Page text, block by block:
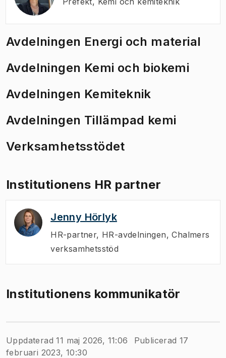
Avdelningen Energi och material
Avdelningen Kemi och biokemi
Avdelningen Kemiteknik
Avdelningen Tillämpad kemi
Verksamhetsstödet
Institutionens HR partner
Jenny Hörlyk
HR-partner, HR-avdelningen, Chalmers
verksamhetsstöd
Institutionens kommunikatör
Uppdaterad 11 maj 2026, 11:06
Publicerad 17
februari 2023, 10:30